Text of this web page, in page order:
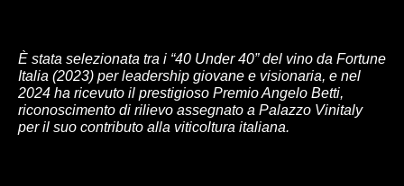
È stata selezionata tra i “40 Under 40” del vino da Fortune
Italia (2023) per leadership giovane e visionaria, e nel
2024 ha ricevuto il prestigioso Premio Angelo Betti,
riconoscimento di rilievo assegnato a Palazzo Vinitaly
per il suo contributo alla viticoltura italiana.